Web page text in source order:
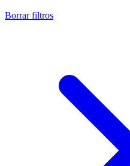
Borrar filtros